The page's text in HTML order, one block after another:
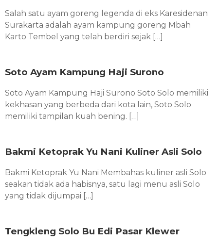
Salah satu ayam goreng legenda di eks Karesidenan
Surakarta adalah ayam kampung goreng Mbah
Karto Tembel yang telah berdiri sejak […]
Soto Ayam Kampung Haji Surono
Soto Ayam Kampung Haji Surono Soto Solo memiliki
kekhasan yang berbeda dari kota lain, Soto Solo
memiliki tampilan kuah bening. […]
Bakmi Ketoprak Yu Nani Kuliner Asli Solo
Bakmi Ketoprak Yu Nani Membahas kuliner asli Solo
seakan tidak ada habisnya, satu lagi menu asli Solo
yang tidak dijumpai […]
Tengkleng Solo Bu Edi Pasar Klewer